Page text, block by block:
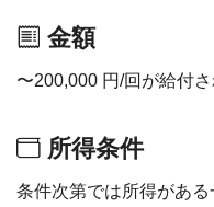
金額
〜200,000 円/回が給付さ
所得条件
条件次第では所得があ